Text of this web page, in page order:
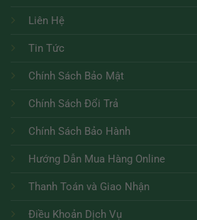
Liên Hệ
Tin Tức
Chính Sách Bảo Mật
Chính Sách Đổi Trả
Chính Sách Bảo Hành
Hướng Dẫn Mua Hàng Online
Thanh Toán và Giao Nhận
Điều Khoản Dịch Vụ